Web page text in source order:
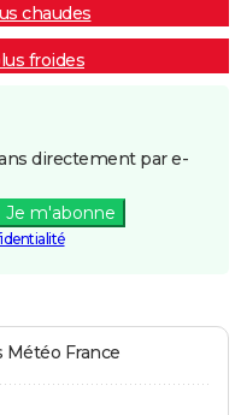
chaudes
froides
directement par e-
Je m'abonne
Météo France